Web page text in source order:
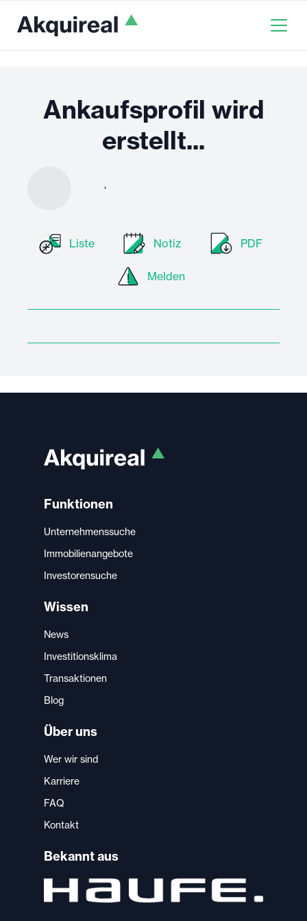
Ankaufsprofil wird
erstellt...
,
Liste Notiz PDF
Melden
Funktionen
Unternehmenssuche
Immobilienangebote
Investorensuche
Wissen
News
Investitionsklima
Transaktionen
Blog
Über uns
Wer wir sind
Karriere
FAQ
Kontakt
Bekannt aus